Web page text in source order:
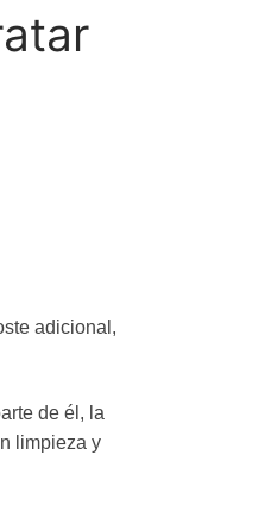
adicional,
de él, la
limpieza y